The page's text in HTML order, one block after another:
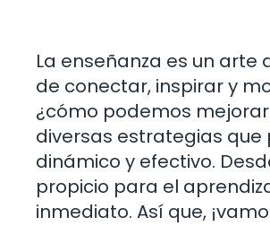
La enseñanza es un
de conectar, inspirar y
¿cómo podemos
diversas estrategias
dinámico y efectivo.
propicio para el
inmediato. Así que,